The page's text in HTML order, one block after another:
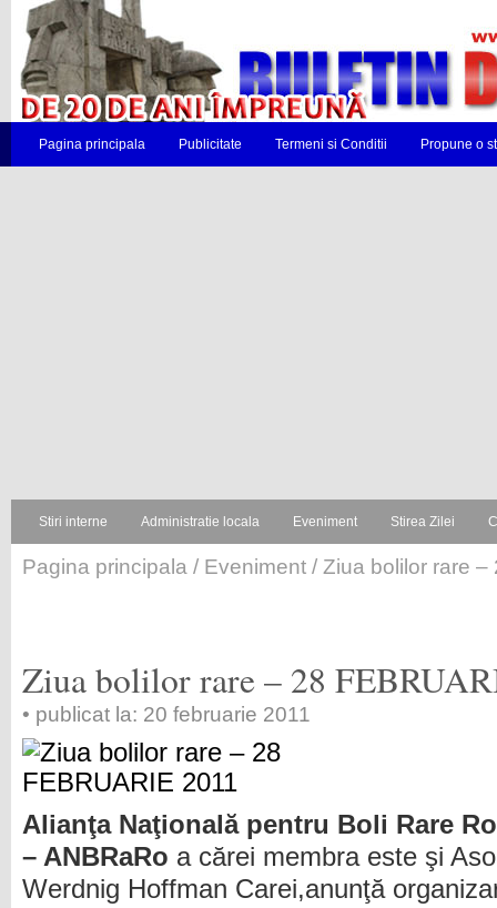
Pagina principala Publicitate Termeni si Conditii Propune o
Stiri interne Administratie locala Eveniment Stirea Zilei
Pagina principala / Eveniment / Ziua bolilor rare
Ziua bolilor rare – 28
• publicat la: 20 februarie 2011
Alianţa Naţională pentru Boli Rare
– ANBRaRo a cărei membra este şi
Werdnig Hoffman Carei,anunţă